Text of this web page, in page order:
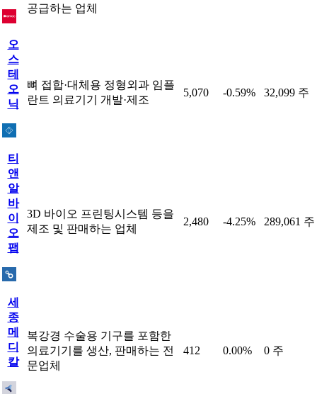
공급하는 업체
오
스
테
오
닉
뼈 접합·대체용 정형외과 임플
란트 의료기기 개발·제조
5,070 -0.59% 32,099 주
티
앤
알
바
이
오
팹
3D 바이오 프린팅시스템 등을
제조 및 판매하는 업체
2,480 -4.25% 289,061 주
세
종
메
디
칼
복강경 수술용 기구를 포함한
의료기기를 생산, 판매하는 전
문업체
412 0.00% 0 주